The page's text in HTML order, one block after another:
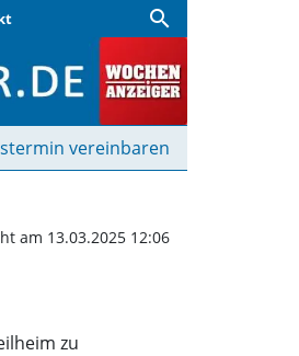
search
vereinbaren
am 13.03.2025 12:06
zu